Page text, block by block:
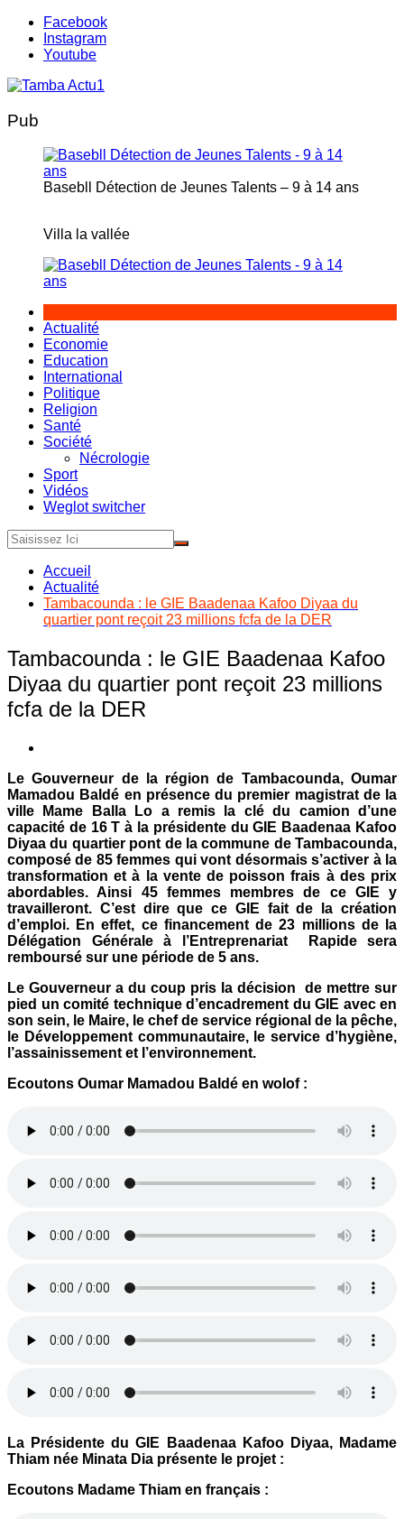
Aller
contenu
Facebook
Instagram
Youtube
Pub
Basebll Détection de Jeunes Talents – 9 à 14 ans
Villa la vallée
Actualité
Economie
Education
International
Politique
Religion
Santé
Société
Nécrologie
Sport
Vidéos
Weglot switcher
Accueil
Actualité
Tambacounda : le GIE Baadenaa Kafoo Diyaa du
quartier pont reçoit 23 millions fcfa de la DER
Tambacounda : le GIE Baadenaa Kafoo
Diyaa du quartier pont reçoit 23 millions
fcfa de la DER
Le Gouverneur de la région de Tambacounda, Oumar
Mamadou Baldé en présence du premier magistrat de la
ville Mame Balla Lo a remis la clé du camion d’une
capacité de 16 T à la présidente du GIE Baadenaa Kafoo
Diyaa du quartier pont de la commune de Tambacounda,
composé de 85 femmes qui vont désormais s’activer à la
transformation et à la vente de poisson frais à des prix
abordables. Ainsi 45 femmes membres de ce GIE y
travailleront. C’est dire que ce GIE fait de la création
d’emploi. En effet, ce financement de 23 millions de la
Délégation Générale à l’Entreprenariat Rapide sera
remboursé sur une période de 5 ans.
Le Gouverneur a du coup pris la décision de mettre sur
pied un comité technique d’encadrement du GIE avec en
son sein, le Maire, le chef de service régional de la pêche,
le Développement communautaire, le service d’hygiène,
l’assainissement et l’environnement.
Ecoutons Oumar Mamadou Baldé en wolof :
La Présidente du GIE Baadenaa Kafoo Diyaa, Madame
Thiam née Minata Dia présente le projet :
Ecoutons Madame Thiam en français :